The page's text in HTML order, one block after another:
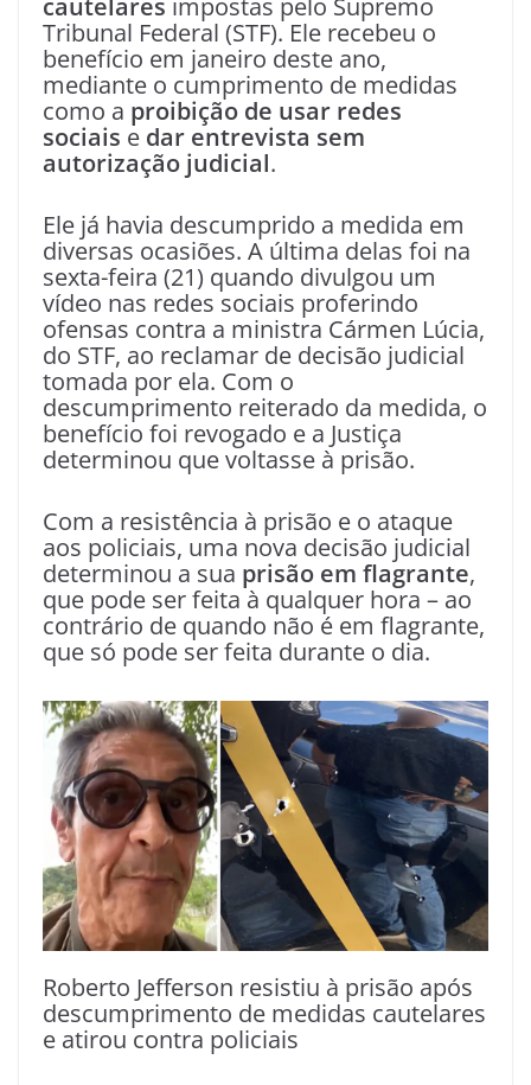
cautelares impostas pelo Supremo
Tribunal Federal (STF). Ele recebeu o
benefício em janeiro deste ano,
mediante o cumprimento de medidas
como a proibição de usar redes
sociais e dar entrevista sem
autorização judicial.
Ele já havia descumprido a medida em
diversas ocasiões. A última delas foi na
sexta-feira (21) quando divulgou um
vídeo nas redes sociais proferindo
ofensas contra a ministra Cármen Lúcia,
do STF, ao reclamar de decisão judicial
tomada por ela. Com o
descumprimento reiterado da medida, o
benefício foi revogado e a Justiça
determinou que voltasse à prisão.
Com a resistência à prisão e o ataque
aos policiais, uma nova decisão judicial
determinou a sua prisão em flagrante,
que pode ser feita à qualquer hora – ao
contrário de quando não é em flagrante,
que só pode ser feita durante o dia.
Roberto Jefferson resistiu à prisão após
descumprimento de medidas cautelares
e atirou contra policiais